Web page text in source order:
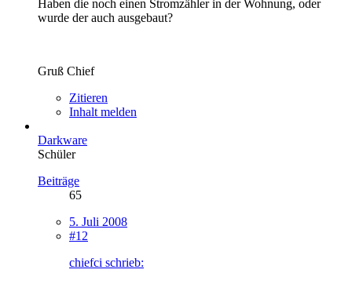
Haben die noch einen Stromzähler in der Wohnung, oder
wurde der auch ausgebaut?
Gruß Chief
Zitieren
Inhalt melden
Darkware
Schüler
Beiträge
65
5. Juli 2008
#12
chiefci schrieb: